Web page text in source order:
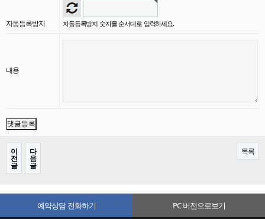
자동등록방지 자동등록방지 숫자를 순서대로 입력하세요.
내용
이
전
글
다
음
글
목록
예약상담 전화하기 PC 버전으로보기